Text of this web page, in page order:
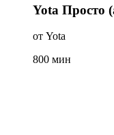
Yota Просто
от Yota
800 мин